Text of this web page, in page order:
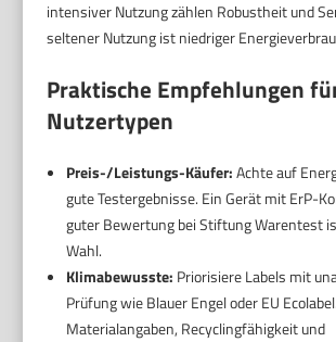
intensiver Nutzung zählen Robustheit und
seltener Nutzung ist niedriger
Praktische Empfehlungen
Nutzertypen
Preis-/Leistungs-Käufer:Achte auf
gute Testergebnisse. Ein Gerät mit ErP-
guter Bewertung bei Stiftung Warentest
Wahl.
Klimabewusste: Priorisiere Labels mit
Prüfung wie Blauer Engel oder EU
Materialangaben, Recyclingfähigkeit und